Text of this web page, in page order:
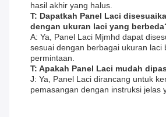
hasil akhir yang halus.
T: Dapatkah Panel Laci
dengan ukuran laci yang
A: Ya, Panel Laci Mjmhd dapat
sesuai dengan berbagai ukuran laci
permintaan.
T: Apakah Panel Laci mudah
J: Ya, Panel Laci dirancang untuk
pemasangan dengan instruksi jelas